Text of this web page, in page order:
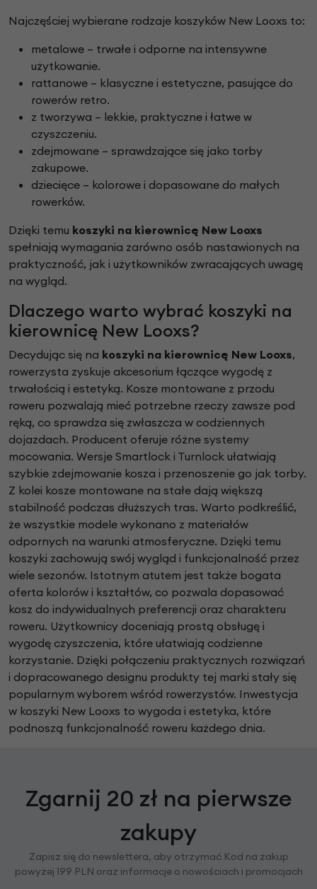
Najczęściej wybierane rodzaje koszyków New Looxs to:
metalowe – trwałe i odporne na intensywne
użytkowanie.
rattanowe – klasyczne i estetyczne, pasujące do
rowerów retro.
z tworzywa – lekkie, praktyczne i łatwe w
czyszczeniu.
zdejmowane – sprawdzające się jako torby
zakupowe.
dziecięce – kolorowe i dopasowane do małych
rowerków.
Dzięki temu koszyki na kierownicę New Looxs
spełniają wymagania zarówno osób nastawionych na
praktyczność, jak i użytkowników zwracających uwagę
na wygląd.
Dlaczego warto wybrać koszyki na
kierownicę New Looxs?
Decydując się na koszyki na kierownicę New Looxs,
rowerzysta zyskuje akcesorium łączące wygodę z
trwałością i estetyką. Kosze montowane z przodu
roweru pozwalają mieć potrzebne rzeczy zawsze pod
ręką, co sprawdza się zwłaszcza w codziennych
dojazdach. Producent oferuje różne systemy
mocowania. Wersje Smartlock i Turnlock ułatwiają
szybkie zdejmowanie kosza i przenoszenie go jak torby.
Z kolei kosze montowane na stałe dają większą
stabilność podczas dłuższych tras. Warto podkreślić,
że wszystkie modele wykonano z materiałów
odpornych na warunki atmosferyczne. Dzięki temu
koszyki zachowują swój wygląd i funkcjonalność przez
wiele sezonów. Istotnym atutem jest także bogata
oferta kolorów i kształtów, co pozwala dopasować
kosz do indywidualnych preferencji oraz charakteru
roweru. Użytkownicy doceniają prostą obsługę i
wygodę czyszczenia, które ułatwiają codzienne
korzystanie. Dzięki połączeniu praktycznych rozwiązań
i dopracowanego designu produkty tej marki stały się
popularnym wyborem wśród rowerzystów. Inwestycja
w koszyki New Looxs to wygoda i estetyka, które
podnoszą funkcjonalność roweru każdego dnia.
Zgarnij 20 zł na pierwsze
zakupy
Zapisz się do newslettera, aby otrzymać Kod na zakup
powyżej 199 PLN oraz informacje o nowościach i promocjach